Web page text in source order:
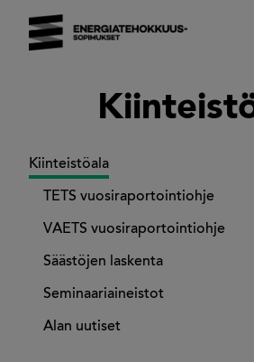
content
Kiinteistöala
TETS vuosiraportointiohje
VAETS vuosiraportointiohje
Säästöjen laskenta
Seminaariaineistot
Alan uutiset